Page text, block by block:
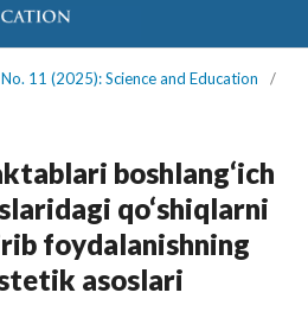
11 (2025): Science and Education
/
boshlang‘ich
qo‘shiqlarni
foydalanishning
asoslari